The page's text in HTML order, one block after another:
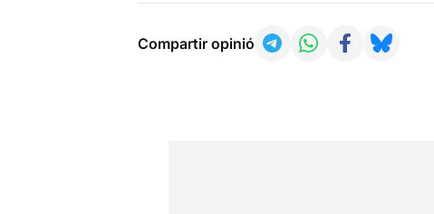
Compartir opinió